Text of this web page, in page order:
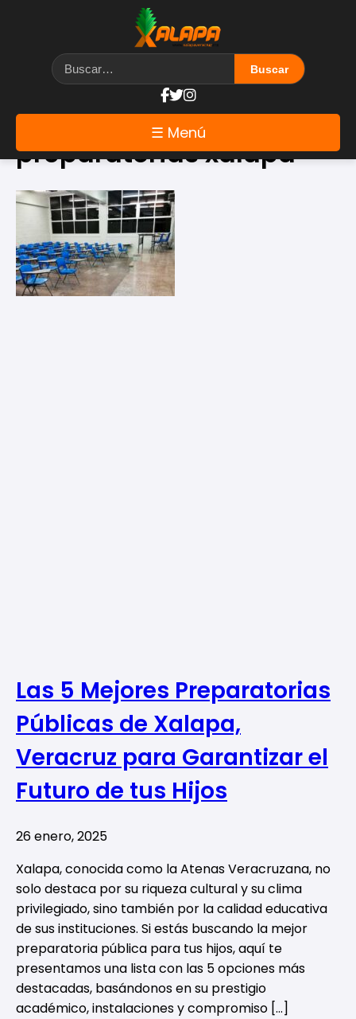
☰ Menú
Etiqueta: mejores
preparatorias xalapa
Las 5 Mejores Preparatorias
Públicas de Xalapa,
Veracruz para Garantizar el
Futuro de tus Hijos
26 enero, 2025
Xalapa, conocida como la Atenas Veracruzana, no
solo destaca por su riqueza cultural y su clima
privilegiado, sino también por la calidad educativa
de sus instituciones. Si estás buscando la mejor
preparatoria pública para tus hijos, aquí te
presentamos una lista con las 5 opciones más
destacadas, basándonos en su prestigio
académico, instalaciones y compromiso […]